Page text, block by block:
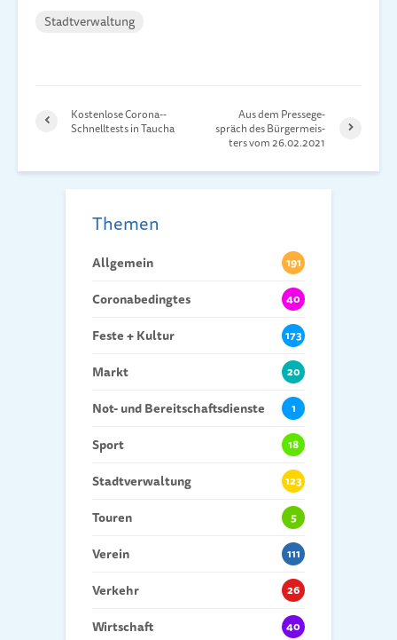
Stadtverwaltung
Kostenlose Co­ro­na-­
Schnell­tests in Taucha
Aus dem Presse­ge­
spräch des Bür­ger­meis­
ters vom 26.02.2021
Themen
Allgemein 191
Coronabedingtes 40
Feste + Kultur 173
Markt 20
Not- und Bereitschaftsdienste 1
Sport 18
Stadtverwaltung 123
Touren 5
Verein 111
Verkehr 26
Wirtschaft 40